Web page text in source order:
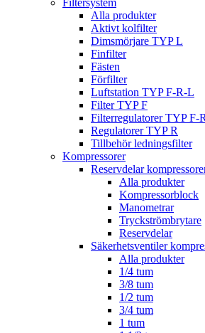
Filtersystem
Alla produkter
Aktivt kolfilter
Dimsmörjare TYP L
Finfilter
Fästen
Förfilter
Luftstation TYP F-R-L
Filter TYP F
Filterregulatorer TYP F-R
Regulatorer TYP R
Tillbehör ledningsfilter
Kompressorer
Reservdelar
Alla produkter
Kompressorblock
Manometrar
Tryckströmbrytare
Reservdelar
Säkerhetsventiler
Alla produkter
1/4 tum
3/8 tum
1/2 tum
3/4 tum
1 tum